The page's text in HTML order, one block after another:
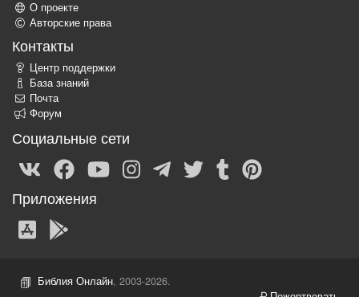
О проекте
Авторские права
Контакты
Центр поддержки
База знаний
Почта
Форум
Социальные сети
Приложения
Библия Онлайн, 2003-2026.